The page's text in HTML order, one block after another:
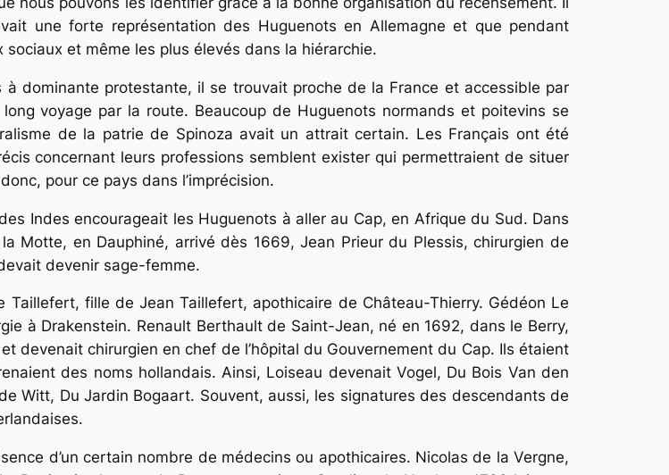
une forte représentation des Huguenots en Allemagne et que pen­dant
et même les plus élevés dans la hiérarchie.
à dominante protestante, il se trouvait proche de la France et accessible par
voyage par la route. Beaucoup de Huguenots normands et poitevins se
de la patrie de Spinoza avait un attrait certain. Les Français ont été
concernant leurs professions semblent exister qui permettraient de situer
pour ce pays dans l’imprécision.
Indes encourageait les Huguenots à aller au Cap, en Afrique du Sud. Dans
Motte, en Dauphiné, arrivé dès 1669, Jean Prieur du Plessis, chirurgien de
devenir sage-femme.
fille de Jean Taillefert, apothicaire de Château-Thierry. Gédéon Le
à Drakenstein. Renault Berthault de Saint-Jean, né en 1692, dans le Berry,
devenait chirurgien en chef de l’hôpital du Gouvernement du Cap. Ils étaient
des noms hollandais. Ainsi, Loiseau devenait Vogel, Du Bois Van den
Witt, Du Jardin Bogaart. Souvent, aussi, les signatures des descendants de
d’un certain nombre de médecins ou apothicaires. Nicolas de la Vergne,